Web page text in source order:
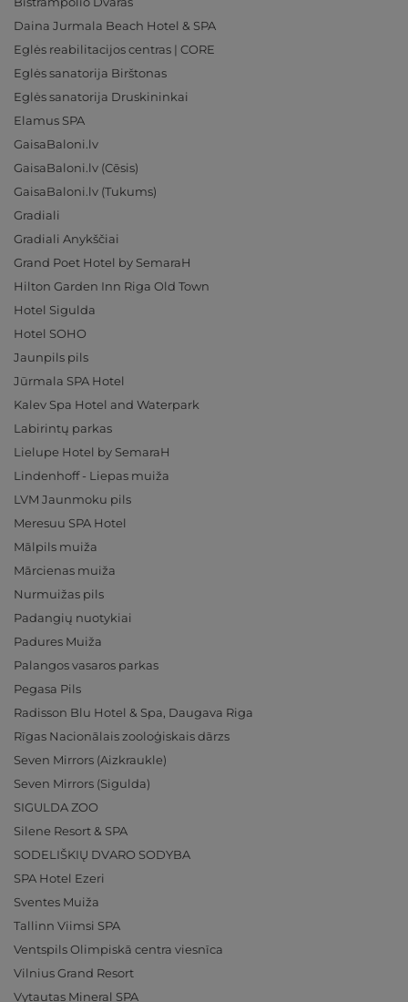
Daina Jurmala Beach Hotel & SPA
Eglės reabilitacijos centras | CORE
Eglės sanatorija Birštonas
Eglės sanatorija Druskininkai
Elamus SPA
GaisaBaloni.lv
GaisaBaloni.lv (Cēsis)
GaisaBaloni.lv (Tukums)
Gradiali
Gradiali Anykščiai
Grand Poet Hotel by SemaraH
Hilton Garden Inn Riga Old Town
Hotel Sigulda
Hotel SOHO
Jaunpils pils
Jūrmala SPA Hotel
Kalev Spa Hotel and Waterpark
Labirintų parkas
Lielupe Hotel by SemaraH
Lindenhoff - Liepas muiža
LVM Jaunmoku pils
Meresuu SPA Hotel
Mālpils muiža
Mārcienas muiža
Nurmuižas pils
Padangių nuotykiai
Padures Muiža
Palangos vasaros parkas
Pegasa Pils
Radisson Blu Hotel & Spa, Daugava Riga
Rīgas Nacionālais zooloģiskais dārzs
Seven Mirrors (Aizkraukle)
Seven Mirrors (Sigulda)
SIGULDA ZOO
Silene Resort & SPA
SODELIŠKIŲ DVARO SODYBA
SPA Hotel Ezeri
Sventes Muiža
Tallinn Viimsi SPA
Ventspils Olimpiskā centra viesnīca
Vilnius Grand Resort
Vytautas Mineral SPA